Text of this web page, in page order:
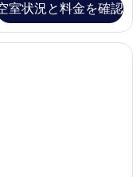
室状況と料金を確認
Access Seaview | セー